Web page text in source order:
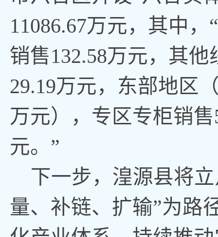
11086.67万元，其中
销售132.58万元，其
29.19万元，东部地区
万元），专区专柜销
元。”
下一步，湟源县将
量、补链、扩输”为路